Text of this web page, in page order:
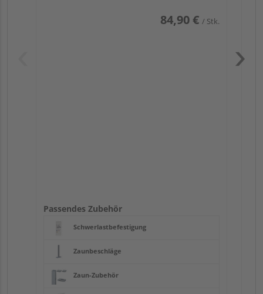
84,90 € / Stk.
Passendes Zubehör
Schwerlastbefestigung
Zaunbeschläge
Zaun-Zubehör